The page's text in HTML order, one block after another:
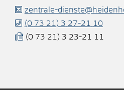
zentrale-
(0 73 21) 3 27-21
10
(0 73 21) 3 23-21 11